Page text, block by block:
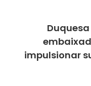
impulsionar